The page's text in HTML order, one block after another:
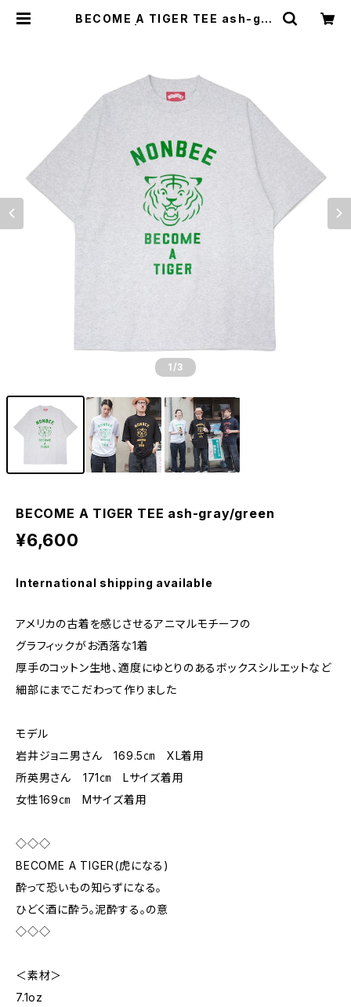
BECOME A TIGER TEE ash-gra
1 /3
BECOME A TIGER TEE ash-gray/green
¥6,600
International shipping available
アメリカの古着を感じさせるアニマルモチーフの
グラフィックがお洒落な1着
厚手のコットン生地、適度にゆとりのあるボックスシルエットなど
細部にまでこだわって作りました
モデル
岩井ジョニ男さん 169.5㎝ XL着用
所英男さん 171㎝ Lサイズ着用
女性169㎝ Mサイズ着用
◇◇◇
BECOME A TIGER(虎になる)
酔って恐いもの知らずになる。
ひどく酒に酔う。泥酔する。の意
◇◇◇
＜素材＞
7.1oz